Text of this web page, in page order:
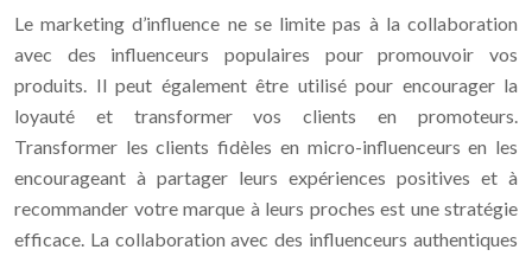
Le marketing d’influence ne se limite pas à la collaboration
avec des influenceurs populaires pour promouvoir vos
produits. Il peut également être utilisé pour encourager la
loyauté et transformer vos clients en promoteurs.
Transformer les clients fidèles en micro-influenceurs en les
encourageant à partager leurs expériences positives et à
recommander votre marque à leurs proches est une stratégie
efficace. La collaboration avec des influenceurs authentiques